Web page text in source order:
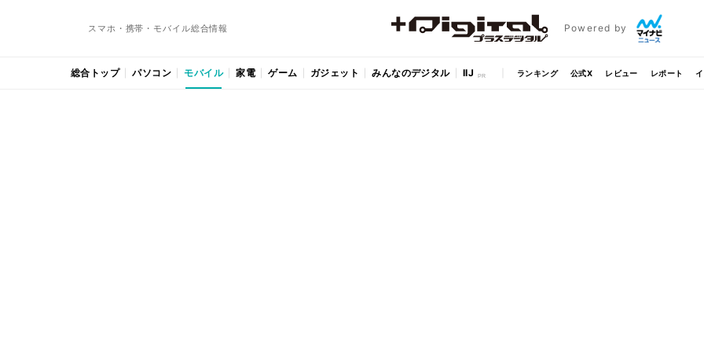
スマホ・携帯・モバイル総合情報 Powered by
総合トップ パソコン モバイル 家電 ゲーム ガジェット みんなのデジタル IIJ ランキング 公式X レビュー レポート